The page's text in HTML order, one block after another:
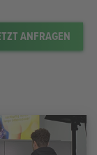
JETZT ANFRAGEN